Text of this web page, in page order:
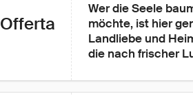
Offerta
Wer die Seele
möchte, ist hier
Landliebe und
die nach frischer